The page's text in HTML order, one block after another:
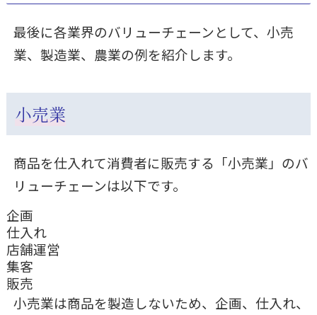
最後に各業界のバリューチェーンとして、小売
業、製造業、農業の例を紹介します。
小売業
商品を仕入れて消費者に販売する「小売業」のバ
リューチェーンは以下です。
企画
仕入れ
店舗運営
集客
販売
小売業は商品を製造しないため、企画、仕入れ、